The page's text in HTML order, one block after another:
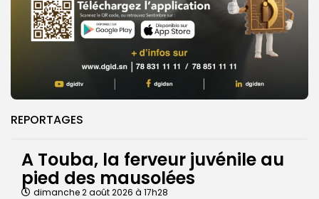
REPORTAGES
A Touba, la ferveur juvénile au
pied des mausolées
dimanche 2 août 2026 à 17h28